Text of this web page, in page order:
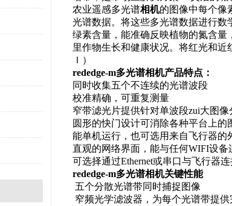
农业遥感多光谱相机的图像中每个像
光谱数据。将这些多光谱数据进行
绿素含量，能准确反映植物的氮含量
里作物生长和健康状况。将红光和
Ｉ）
rededge-m多光谱相机产品特点：
同时收集五个不连续的光谱波段
校准精确，可重复测量
窄带滤光片提供针对单波段zui大图像
圆形的快门设计可消除各种平台上的
能单机运行，也可选用来自飞行器的
直观的网络界面，能与任何WIFI设备
可选择通过Ethernet或串口与飞行器
rededge-m多光谱相机关键性能
五个分散光谱带同时捕捉图像
窄频光学滤波器，为每个光谱带提